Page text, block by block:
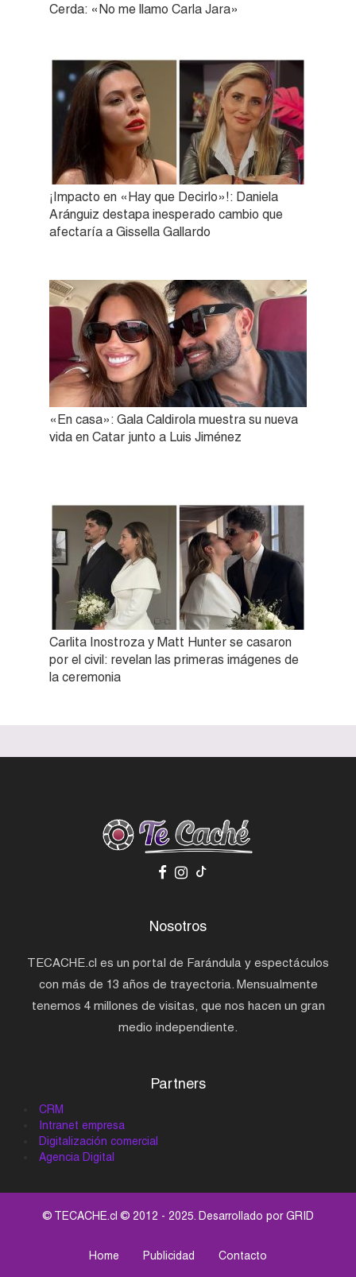
Cerda: «No me llamo Carla Jara»
¡Impacto en «Hay que Decirlo»!: Daniela
Aránguiz destapa inesperado cambio que
afectaría a Gissella Gallardo
«En casa»: Gala Caldirola muestra su nueva
vida en Catar junto a Luis Jiménez
Carlita Inostroza y Matt Hunter se casaron
por el civil: revelan las primeras imágenes de
la ceremonia
Nosotros
TECACHE.cl es un portal de Farándula y espectáculos
con más de 13 años de trayectoria. Mensualmente
tenemos 4 millones de visitas, que nos hacen un gran
medio independiente.
Partners
CRM
Intranet empresa
Digitalización comercial
Agencia Digital
© TECACHE.cl © 2012 - 2025. Desarrollado porGRID
Home Publicidad Contacto